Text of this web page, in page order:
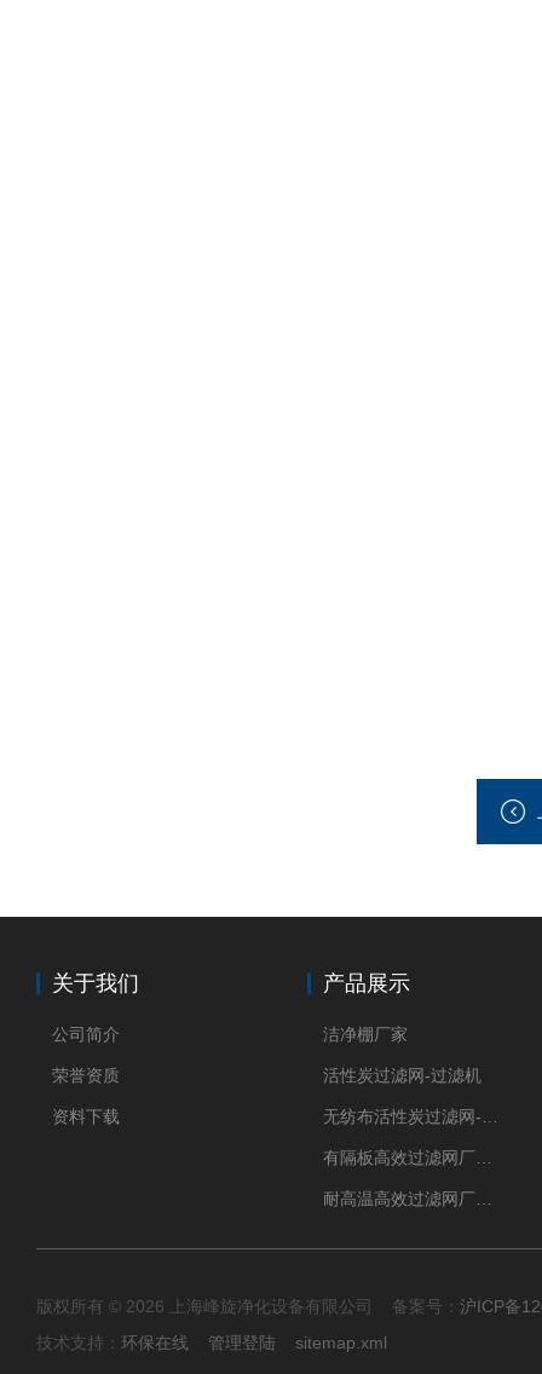
关于我们
公司简介
荣誉资质
资料下载
产品展示
洁净棚厂家
活性炭过滤网-过滤机
版权所有 © 2026 上海峰旋净化设备有限公司 备案号： 沪ICP备
技术支持： 环保在线 管理登陆 sitemap.xml